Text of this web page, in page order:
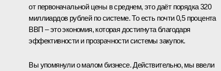
от первоначальной цены в среднем, это даёт порядка 320
миллиардов рублей по системе. То есть почти 0,5 процента
ВВП – это экономия, которая достигнута благодаря
эффективности и прозрачности системы закупок.
Вы упомянули о малом бизнесе. Действительно, мы ввели